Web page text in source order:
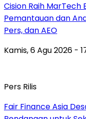
Cision Raih
Pemantauan dan
Pers, dan AEO
Kamis, 6 Agu 2026 -
Pers Rilis
Fair Finance Asia